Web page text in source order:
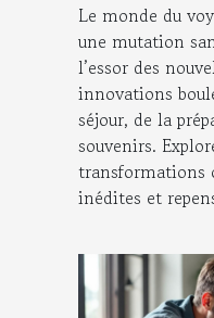
Le monde du
une mutation
l’essor des
innovations
séjour, de la
souvenirs.
transformations
inédites et